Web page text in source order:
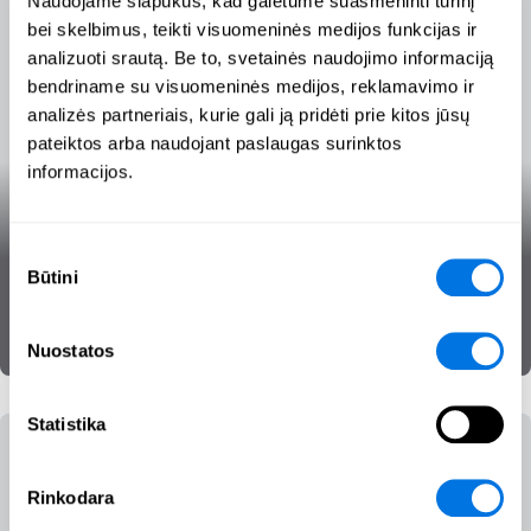
bei skelbimus, teikti visuomeninės medijos funkcijas ir
analizuoti srautą. Be to, svetainės naudojimo informaciją
bendriname su visuomeninės medijos, reklamavimo ir
analizės partneriais, kurie gali ją pridėti prie kitos jūsų
pateiktos arba naudojant paslaugas surinktos
informacijos.
pasirinkimas
Būtini
Nuostatos
Statistika
Rinkodara
paslaugas
„SecPedia“